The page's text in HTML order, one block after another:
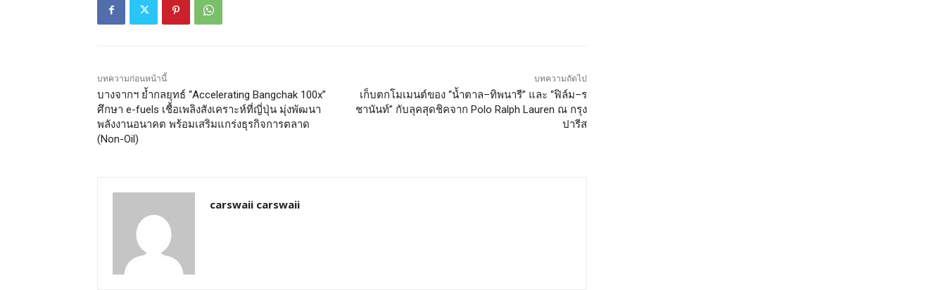
บทความก่อนหน้านี้
บางจากฯ ย้ำกลยุทธ์ “Accelerating Bangchak 100x”
ศึกษา e-fuels เชื้อเพลิงสังเคราะห์ที่ญี่ปุ่น มุ่งพัฒนา
พลังงานอนาคต พร้อมเสริมแกร่งธุรกิจการตลาด
(Non-Oil)
บทความถัดไป
เก็บตกโมเมนต์ของ “น้ำตาล–ทิพนารี” และ “ฟิล์ม–ร
ชานันท์” กับลุคสุดชิคจาก Polo Ralph Lauren ณ กรุง
ปารีส
carswaii carswaii